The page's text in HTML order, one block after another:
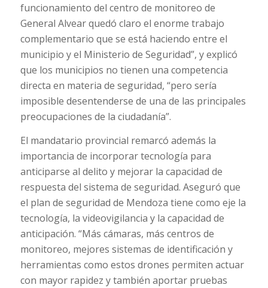
funcionamiento del centro de monitoreo de
General Alvear quedó claro el enorme trabajo
complementario que se está haciendo entre el
municipio y el Ministerio de Seguridad”, y explicó
que los municipios no tienen una competencia
directa en materia de seguridad, “pero sería
imposible desentenderse de una de las principales
preocupaciones de la ciudadanía”.
El mandatario provincial remarcó además la
importancia de incorporar tecnología para
anticiparse al delito y mejorar la capacidad de
respuesta del sistema de seguridad. Aseguró que
el plan de seguridad de Mendoza tiene como eje la
tecnología, la videovigilancia y la capacidad de
anticipación. “Más cámaras, más centros de
monitoreo, mejores sistemas de identificación y
herramientas como estos drones permiten actuar
con mayor rapidez y también aportar pruebas